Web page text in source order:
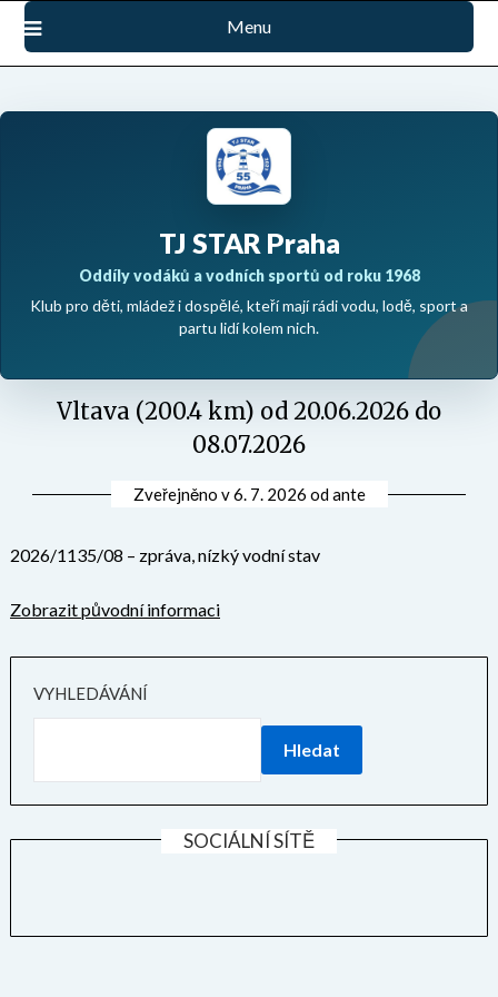
Přejdi
obsah
Menu
TJ STAR Praha
Oddíly vodáků a vodních sportů od roku 1968
Klub pro děti, mládež i dospělé, kteří mají rádi vodu, lodě, sport a
partu lidí kolem nich.
Vltava (200.4 km) od 20.06.2026 do
08.07.2026
Zveřejněno v6. 7. 2026 odante
2026/1135/08 – zpráva, nízký vodní stav
Zobrazit původní informaci
VYHLEDÁVÁNÍ
Hledat
SOCIÁLNÍ SÍTĚ